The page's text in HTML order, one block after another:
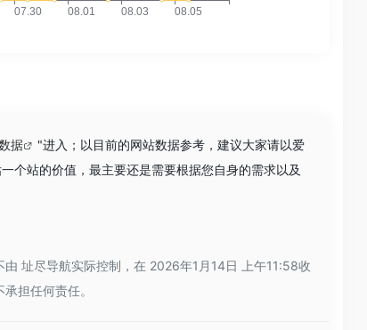
据
"进入；以目前的网站数据参考，建议大家请以爱
个站的价值，最主要还是需要根据您自身的需求以及
址尽导航实际控制，在 2026年1月14日 上午11:58收
担任何责任。